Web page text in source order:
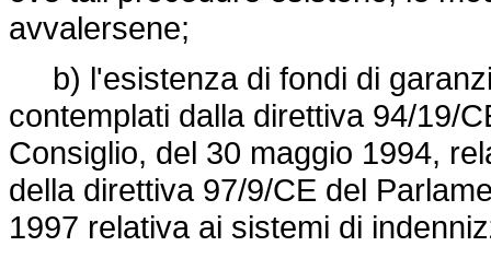
avvalersene;
b) l'esistenza di fondi di
contemplati dalla direttiva 94/19/
Consiglio, del 30 maggio 1994,
della direttiva 97/9/CE del
1997 relativa ai sistemi di